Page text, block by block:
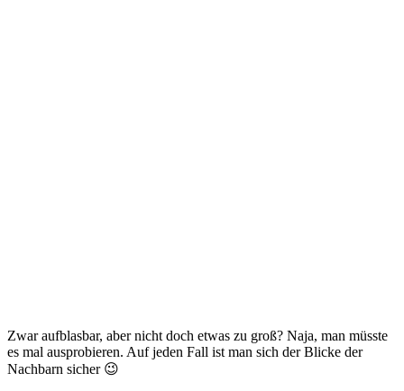
Zwar aufblasbar, aber nicht doch etwas zu groß? Naja, man müsste
es mal ausprobieren. Auf jeden Fall ist man sich der Blicke der
Nachbarn sicher 😉